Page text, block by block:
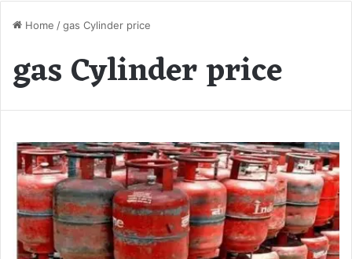
Home /gas Cylinder price
gas Cylinder price